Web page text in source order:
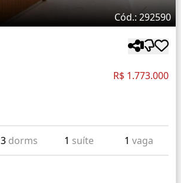
Cód.: 292590
R$ 1.773.000
3 dorms 1 suíte 1 vaga